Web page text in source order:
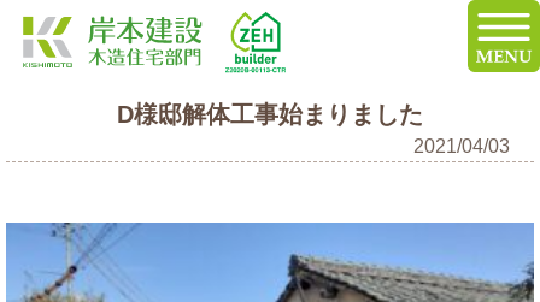
D様邸解体工事始まりました
2021/04/03